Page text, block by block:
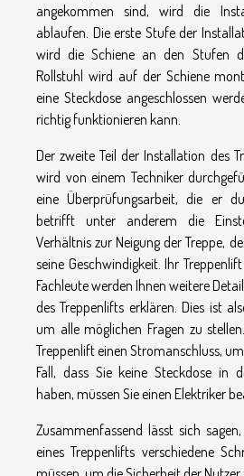
angekommen sind, wird die
ablaufen. Die erste Stufe der
wird die Schiene an den Stufen
Rollstuhl wird auf der Schiene
eine Steckdose angeschlossen
richtig funktionieren kann.
Der zweite Teil der Installation des
wird von einem Techniker
eine Überprüfungsarbeit, die er
betrifft unter anderem die
Verhältnis zur Neigung der Treppe,
seine Geschwindigkeit. Ihr
Fachleute werden Ihnen weitere
des Treppenlifts erklären. Dies ist
um alle möglichen Fragen zu
Treppenlift einen Stromanschluss,
Fall, dass Sie keine Steckdose in
haben, müssen Sie einen Elektriker
Zusammenfassend lässt sich
eines Treppenlifts verschiedene